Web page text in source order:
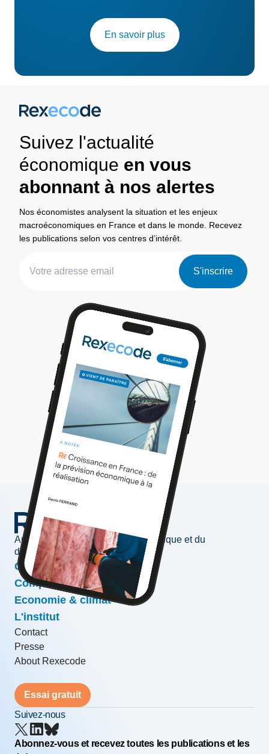
En savoir plus
Suivez l'actualité
économique en vous
abonnant à nos alertes
Nos économistes analysent la situation et les enjeux
macroéconomiques en France et dans le monde. Recevez
les publications selon vos centres d’intérêt.
S'inscrire
Au service de l'information économique et du
développement des entreprises
Conjoncture & prévisions
Compétitivité & croissance
Economie & climat
L'institut
Contact
Presse
About Rexecode
Essai gratuit
Suivez-nous
Abonnez-vous et recevez toutes les publications et les